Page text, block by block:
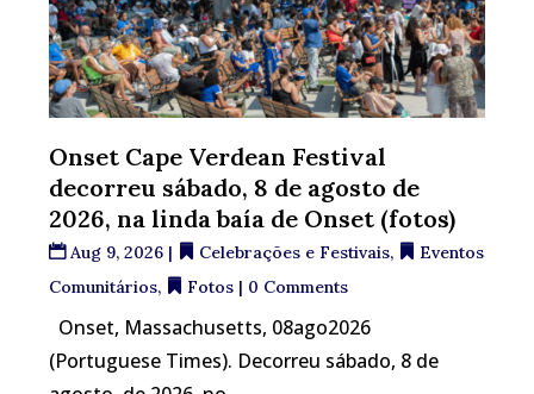
Onset Cape Verdean Festival
decorreu sábado, 8 de agosto de
2026, na linda baía de Onset (fotos)
Aug 9, 2026 | Celebrações e Festivais,
Eventos
Comunitários, Fotos | 0 Comments
Onset, Massachusetts, 08ago2026
(Portuguese Times). Decorreu sábado, 8 de